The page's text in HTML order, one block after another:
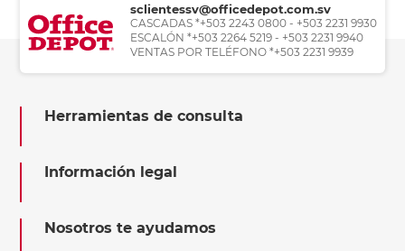
sclientessv@officedepot.com.sv
CASCADAS *+503 2243 0800 - +503 2231 9930
ESCALÓN *+503 2264 5219 - +503 2231 9940
VENTAS POR TELÉFONO *+503 2231 9939
Herramientas de consulta
Información legal
Nosotros te ayudamos